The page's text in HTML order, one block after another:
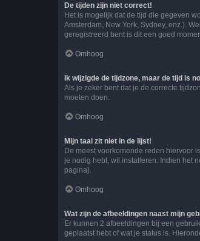
De tijden zijn niet correct!
Het is mogelijk dat de tijd die gegeven
Amsterdam, New York, Sydney, enz.).
geregistreerd bent is dit een goed
Omhoog
Ik wijzigde de tijdzone, maar de tijd is
Als je zeker bent dat je de correcte
moeten doen.
Omhoog
Mijn taal zit niet in de lijst!
De meest voorkomende reden hiervoor
je nodig hebt, wil installeren. Indien het
pagina).
Omhoog
Wat zijn de afbeeldingen naast mijn
Er kunnen 2 afbeeldingen bij een
geplaatst hebt of wat je status is.